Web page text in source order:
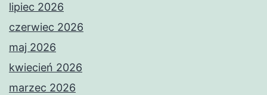
lipiec 2026
czerwiec 2026
maj 2026
kwiecień 2026
marzec 2026